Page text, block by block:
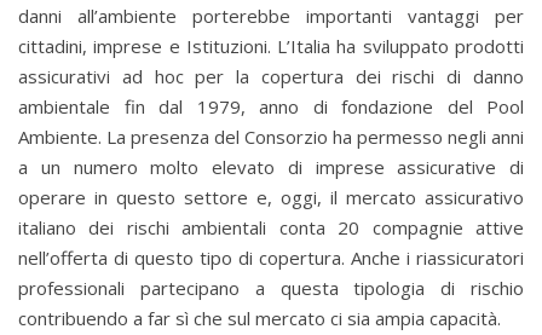
danni all’ambiente porterebbe importanti vantaggi per
cittadini, imprese e Istituzioni. L’Italia ha sviluppato prodotti
assicurativi ad hoc per la copertura dei rischi di danno
ambientale fin dal 1979, anno di fondazione del Pool
Ambiente. La presenza del Consorzio ha permesso negli anni
a un numero molto elevato di imprese assicurative di
operare in questo settore e, oggi, il mercato assicurativo
italiano dei rischi ambientali conta 20 compagnie attive
nell’offerta di questo tipo di copertura. Anche i riassicuratori
professionali partecipano a questa tipologia di rischio
contribuendo a far sì che sul mercato ci sia ampia capacità.